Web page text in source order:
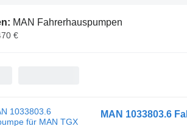
MAN Fahrerhauspumpen
€
MAN 1033803.6